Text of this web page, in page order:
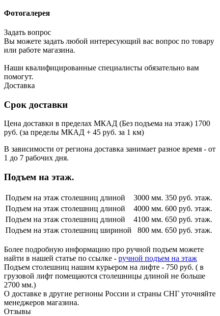
Фотогалерея
Задать вопрос
Вы можете задать любой интересующий вас вопрос по товару
или работе магазина.
Наши квалифицированные специалисты обязательно вам
помогут.
Доставка
Срок доставки
Цена доставки в пределах МКАД (Без подъема на этаж) 1700
руб. (за пределы МКАД + 45 руб. за 1 км)
В зависимости от региона доставка занимает разное время - от
1 до 7 рабочих дня.
Подъем на этаж.
Подъем на этаж столешниц длиной 3000 мм. 350 руб. этаж.
Подъем на этаж столешниц длиной
4000 мм. 600 руб. этаж.
Подъем на этаж столешниц длиной
4100 мм. 650 руб. этаж.
Подъем на этаж столешниц шириной
800 мм. 650 руб. этаж.
Более подробную информацию про ручной подъем можете
найти в нашей статье по ссылке - ручной подъем на этаж
Подъем столешниц нашим курьером на лифте - 750 руб. ( в
грузовой лифт помещаются столешницы длиной не больше
2700 мм.)
О доставке в другие регионы России и страны СНГ уточняйте
менеджеров магазина.
Отзывы